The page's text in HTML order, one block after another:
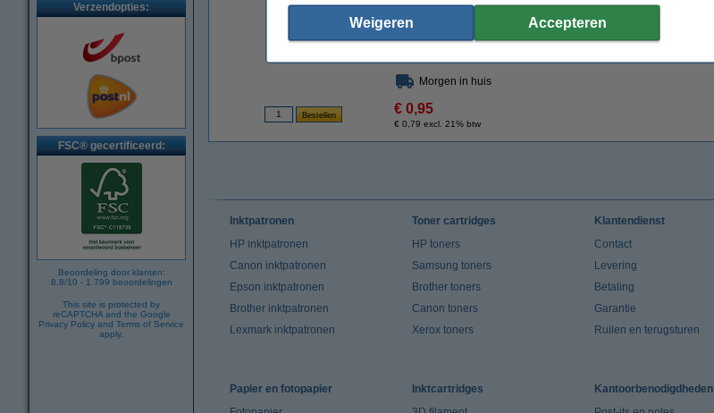
Verzendopties:
FSC® gecertificeerd:
Beoordeling door klanten:
8.8/10 - 1.799 beoordelingen
This site is protected by
reCAPTCHA and the Google
Privacy Policy and Terms of Service
apply.
Type: tonerdoek
Afmetingen:
43 x 32 cm (LxB)
Morgen in huis
€ 0,95
€ 0,79 excl. 21% btw
Inktpatronen
HP inktpatronen
Canon inktpatronen
Epson inktpatronen
Brother inktpatronen
Lexmark inktpatronen
Toner cartridges
HP toners
Samsung toners
Brother toners
Canon toners
Xerox toners
Klantendienst
Contact
Levering
Betaling
Garantie
Ruilen en terugsturen
Papier en fotopapier
Inktcartridges
Kantoorbenodigdheden
Weigeren Accepteren